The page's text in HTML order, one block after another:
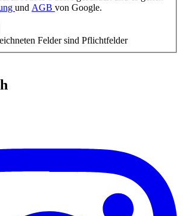
und AGB von Google.
Felder sind Pflichtfelder